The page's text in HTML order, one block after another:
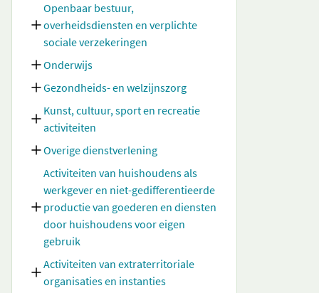
Openbaar bestuur,
overheidsdiensten en verplichte
sociale verzekeringen
Onderwijs
Gezondheids- en welzijnszorg
Kunst, cultuur, sport en recreatie
activiteiten
Overige dienstverlening
Activiteiten van huishoudens als
werkgever en niet-gedifferentieerde
productie van goederen en diensten
door huishoudens voor eigen
gebruik
Activiteiten van extraterritoriale
organisaties en instanties